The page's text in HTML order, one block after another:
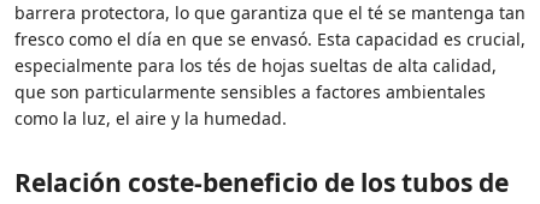
barrera protectora, lo que garantiza que el té se mantenga tan
fresco como el día en que se envasó. Esta capacidad es crucial,
especialmente para los tés de hojas sueltas de alta calidad,
que son particularmente sensibles a factores ambientales
como la luz, el aire y la humedad.
Relación coste-beneficio de los tubos de